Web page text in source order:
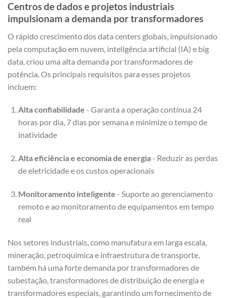
Centros de dados e projetos industriais
impulsionam a demanda por transformadores
O rápido crescimento dos data centers globais, impulsionado
pela computação em nuvem, inteligência artificial (IA) e big
data, criou uma alta demanda por transformadores de
potência. Os principais requisitos para esses projetos
incluem:
Alta confiabilidade - Garanta a operação contínua 24
horas por dia, 7 dias por semana e minimize o tempo de
inatividade
Alta eficiência e economia de energia- Reduzir as perdas
de eletricidade e os custos operacionais
Monitoramento inteligente - Suporte ao gerenciamento
remoto e ao monitoramento de equipamentos em tempo
real
Nos setores industriais, como manufatura em larga escala,
mineração, petroquímica e infraestrutura de transporte,
também há uma forte demanda por transformadores de
subestação, transformadores de distribuição de energia e
transformadores especiais, garantindo um fornecimento de